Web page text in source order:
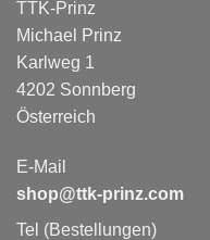
TTK-Prinz
Michael Prinz
Karlweg 1
4202 Sonnberg
Österreich
E-Mail
shop@ttk-prinz.com
Tel (Bestellungen)